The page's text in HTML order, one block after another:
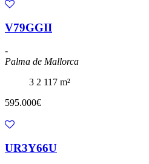
V79GGII
-
Palma de Mallorca
3 2 117 m²
595.000€
UR3Y66U